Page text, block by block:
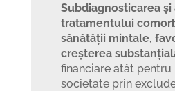
Subdiagnosticarea și
tratamentului
sănătății mintale,
creșterea
financiare atât
societate prin